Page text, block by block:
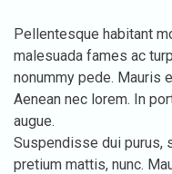
Pellentesque habitant
malesuada fames ac
nonummy pede. Mauris
Aenean nec lorem. In
augue.
Suspendisse dui purus,
pretium mattis, nunc.